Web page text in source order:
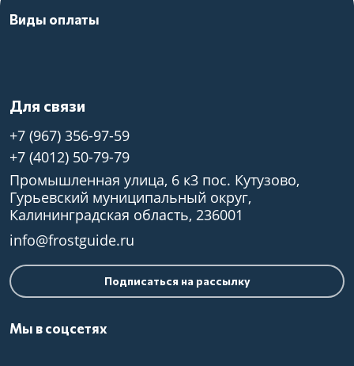
Для связи
+7 (967) 356-97-59
+7 (4012) 50-79-79
Промышленная улица, 6 к3 пос. Кутузово,
Гурьевский муниципальный округ,
Калининградская область, 236001
info@frostguide.ru
Подписаться на рассылку
Мы в соцсетях
Виды оплаты